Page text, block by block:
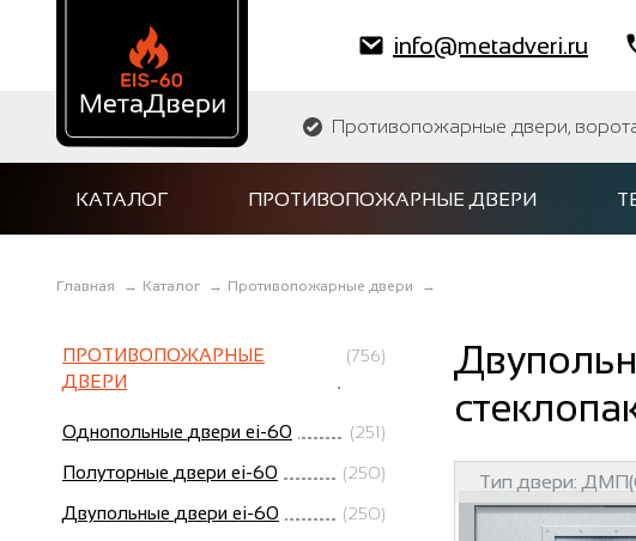
info@metadveri.ru
Противопожарные двери,
КАТАЛОГ ПРОТИВОПОЖАРНЫЕ ДВЕРИ
Главная → Каталог → Противопожарные двери →
ПРОТИВОПОЖАРНЫЕ
ДВЕРИ
(756)
Однопольные двери ei-60 (251)
Полуторные двери ei-60 (250)
Двупольные двери ei-60 (250)
Тип двери: